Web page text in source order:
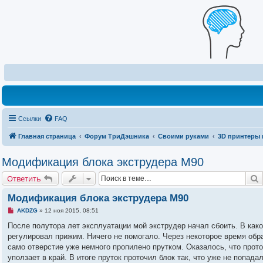
Ссылки FAQ
Главная страница Форум ТриДэшника Своими руками 3D принтеры
Модификация блока экструдера M90
Ответить
Модификация блока экструдера M90
Н
п
о
ч
т
AKDZG» 12 ноя 2015, 08:51
После полутора лет эксплуатации мой экструдер начал сбоить. В
регулировал прижим. Ничего не помогало. Через некоторое время
само отверстие уже немного пропилено прутком. Оказалось, что
уползает в край. В итоге пруток проточил блок так, что уже не